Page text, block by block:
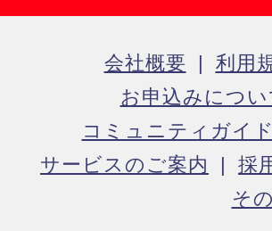
会社概要 利用
お申込みにつ
コミュニティガイ
サービスのご案内
採
そ